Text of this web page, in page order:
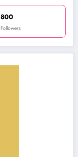
800
Followers